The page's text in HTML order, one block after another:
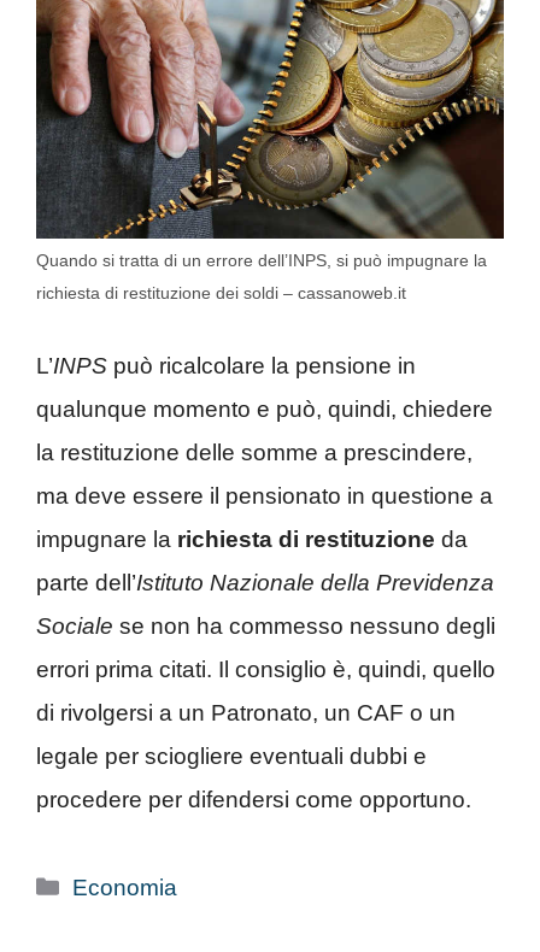
Quando si tratta di un errore dell’INPS, si può impugnare la
richiesta di restituzione dei soldi – cassanoweb.it
L’INPS può ricalcolare la pensione in
qualunque momento e può, quindi, chiedere
la restituzione delle somme a prescindere,
ma deve essere il pensionato in questione a
impugnare la richiesta di restituzione da
parte dell’Istituto Nazionale della Previdenza
Sociale se non ha commesso nessuno degli
errori prima citati. Il consiglio è, quindi, quello
di rivolgersi a un Patronato, un CAF o un
legale per sciogliere eventuali dubbi e
procedere per difendersi come opportuno.
Categorie
Economia